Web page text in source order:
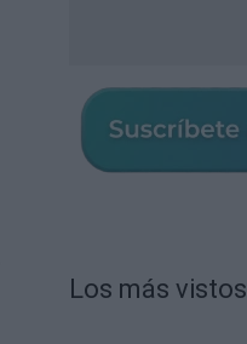
Los más vistos